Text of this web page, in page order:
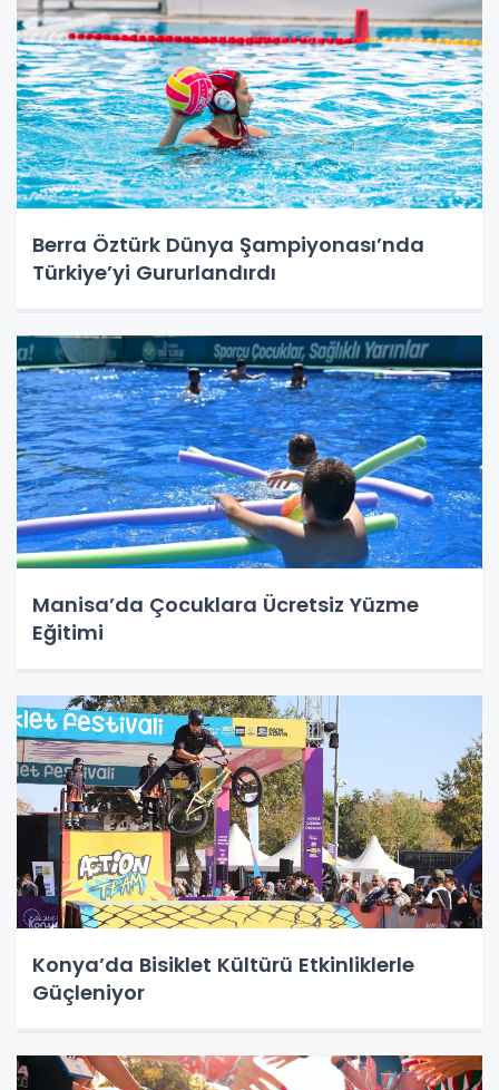
Berra Öztürk Dünya Şampiyonası’nda
Türkiye’yi Gururlandırdı
Manisa’da Çocuklara Ücretsiz Yüzme
Eğitimi
Konya’da Bisiklet Kültürü Etkinliklerle
Güçleniyor